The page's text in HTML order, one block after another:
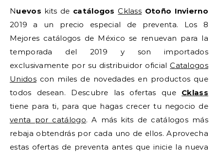
Nuevos kits de catálogos Cklass Otoño Invierno
2019 a un precio especial de preventa. Los 8
Mejores catálogos de México se renuevan para la
temporada del 2019 y son importados
exclusivamente por su distribuidor oficialCatalogos
Unidoscon miles de novedades en productos que
todos desean. Descubre las ofertas que Cklass
tiene para ti, para que hagas crecer tu negocio de
venta por catálogo. A más kits de catálogos más
rebaja obtendrás por cada uno de ellos. Aprovecha
estas ofertas de preventa antes que inicie la nueva